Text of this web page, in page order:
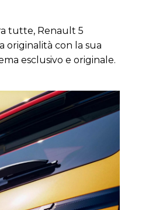
tutte, Renault 5
originalità con la sua
esclusivo e originale.